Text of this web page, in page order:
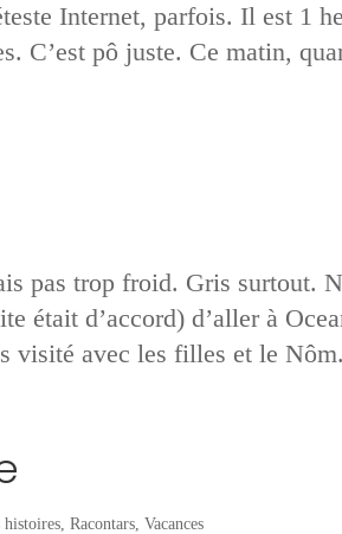
Internet, parfois. Il est 1
C’est pô juste. Ce matin,
pas trop froid. Gris surtout.
était d’accord) d’aller à
visité avec les filles et le
histoires, Racontars, Vacances